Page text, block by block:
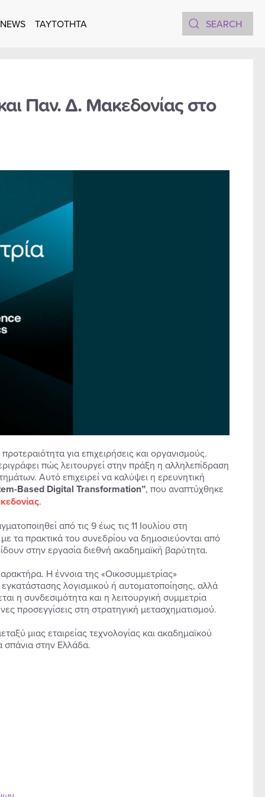
TAYTOTHTA
Παν. Δ. Μακεδονίας στο
για επιχειρήσεις και οργανισμούς.
πώς λειτουργεί στην πράξη η αλληλεπίδραση
Αυτό επιχειρεί να καλύψει η ερευνητική
Based Digital Transformation”, που αναπτύχθηκε
.
από τις 9 έως τις 11 Ιουλίου στη
τα πρακτικά του συνεδρίου να δημοσιεύονται από
στην εργασία διεθνή ακαδημαϊκή βαρύτητα.
Η έννοια της «Οικοσυμμετρίας»
λογισμικού ή αυτοματοποίησης, αλλά
η συνδεσιμότητα και η λειτουργική συμμετρία
προσεγγίσεις στη στρατηγική μετασχηματισμού.
μιας εταιρείας τεχνολογίας και ακαδημαϊκού
σπάνια στην Ελλάδα.